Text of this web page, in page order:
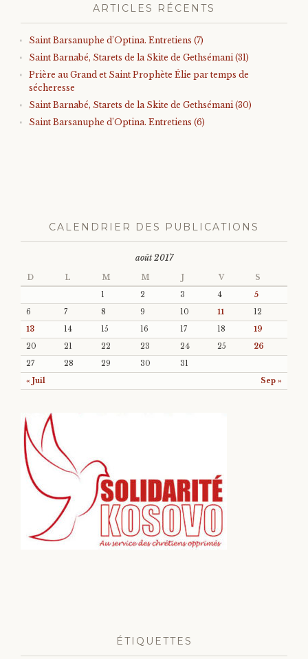
ARTICLES RÉCENTS
Saint Barsanuphe d’Optina. Entretiens (7)
Saint Barnabé, Starets de la Skite de Gethsémani (31)
Prière au Grand et Saint Prophète Élie par temps de
sécheresse
Saint Barnabé, Starets de la Skite de Gethsémani (30)
Saint Barsanuphe d’Optina. Entretiens (6)
CALENDRIER DES PUBLICATIONS
août 2017
D L M M J V S
« Juil Sep »
1 2 3 4
5
6
7 8 9 10 11
12
13
14 15 16 17 18
19
20
21 22 23 24 25
26
27
28 29 30 31
ÉTIQUETTES